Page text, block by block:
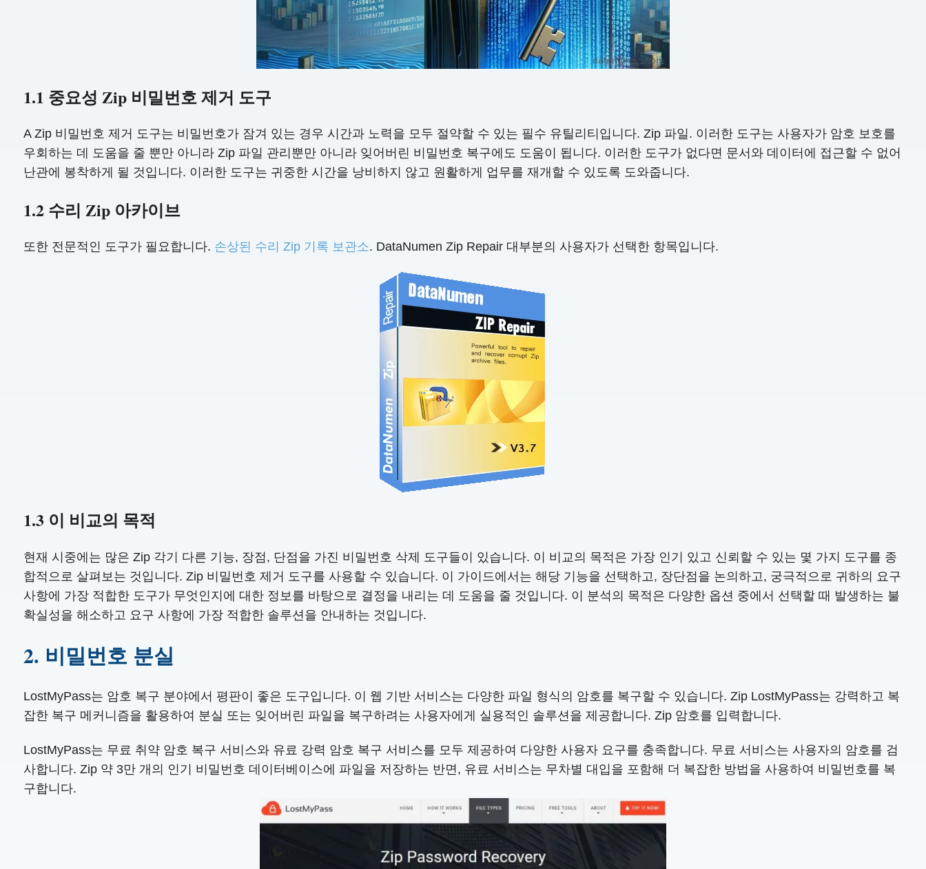
1.1 중요성 Zip 비밀번호 제거 도구
A Zip 비밀번호 제거 도구는 비밀번호가 잠겨 있는 경우 시간과 노력을 모두 절약할 수 있는 필수 유틸리티입니다. Zip 파일. 이러한 도구는 사용자가 암호 보호를
우회하는 데 도움을 줄 뿐만 아니라 Zip 파일 관리뿐만 아니라 잊어버린 비밀번호 복구에도 도움이 됩니다. 이러한 도구가 없다면 문서와 데이터에 접근할 수 없어
난관에 봉착하게 될 것입니다. 이러한 도구는 귀중한 시간을 낭비하지 않고 원활하게 업무를 재개할 수 있도록 도와줍니다.
1.2 수리 Zip 아카이브
또한 전문적인 도구가 필요합니다. 손상된 수리 Zip 기록 보관소. DataNumen Zip Repair 대부분의 사용자가 선택한 항목입니다.
1.3 이 비교의 목적
현재 시중에는 많은 Zip 각기 다른 기능, 장점, 단점을 가진 비밀번호 삭제 도구들이 있습니다. 이 비교의 목적은 가장 인기 있고 신뢰할 수 있는 몇 가지 도구를 종
합적으로 살펴보는 것입니다. Zip 비밀번호 제거 도구를 사용할 수 있습니다. 이 가이드에서는 해당 기능을 선택하고, 장단점을 논의하고, 궁극적으로 귀하의 요구
사항에 가장 적합한 도구가 무엇인지에 대한 정보를 바탕으로 결정을 내리는 데 도움을 줄 것입니다. 이 분석의 목적은 다양한 옵션 중에서 선택할 때 발생하는 불
확실성을 해소하고 요구 사항에 가장 적합한 솔루션을 안내하는 것입니다.
2. 비밀번호 분실
LostMyPass는 암호 복구 분야에서 평판이 좋은 도구입니다. 이 웹 기반 서비스는 다양한 파일 형식의 암호를 복구할 수 있습니다. Zip LostMyPass는 강력하고 복
잡한 복구 메커니즘을 활용하여 분실 또는 잊어버린 파일을 복구하려는 사용자에게 실용적인 솔루션을 제공합니다. Zip 암호를 입력합니다.
LostMyPass는 무료 취약 암호 복구 서비스와 유료 강력 암호 복구 서비스를 모두 제공하여 다양한 사용자 요구를 충족합니다. 무료 서비스는 사용자의 암호를 검
사합니다. Zip 약 3만 개의 인기 비밀번호 데이터베이스에 파일을 저장하는 반면, 유료 서비스는 무차별 대입을 포함해 더 복잡한 방법을 사용하여 비밀번호를 복
구합니다.